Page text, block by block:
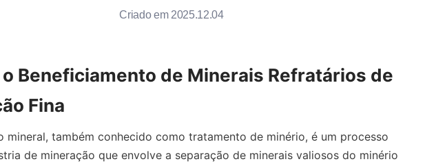
Criado em 2025.12.04
Beneficiamento de Minerais Refratários de
mineral, também conhecido como tratamento de minério, é um processo
de mineração que envolve a separação de minerais valiosos do minério